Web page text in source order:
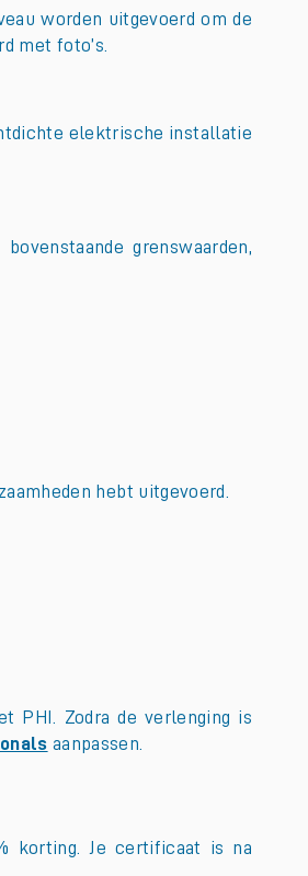
worden uitgevoerd om de
met foto’s.
elektrische installatie
grenswaarden,
hebt uitgevoerd.
PHI. Zodra de verlenging is
aanpassen.
korting. Je certificaat is na